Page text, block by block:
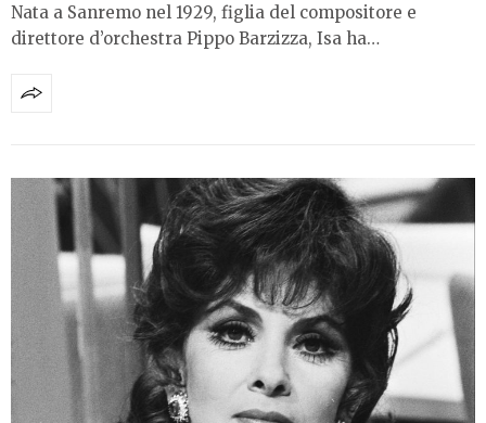
Nata a Sanremo nel 1929, figlia del compositore e
direttore d’orchestra Pippo Barzizza, Isa ha…